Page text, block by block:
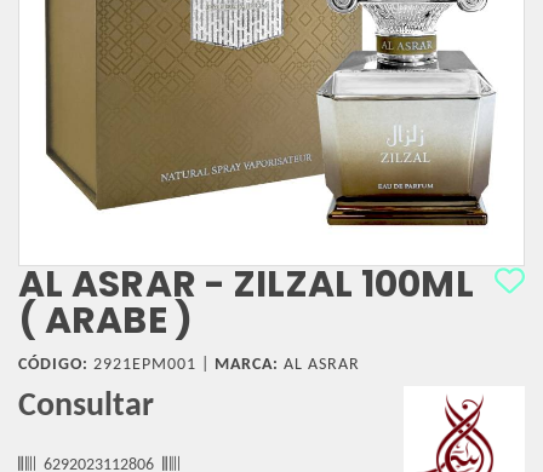
AL ASRAR - ZILZAL 100ML
( ARABE )
CÓDIGO: 2921EPM001 | MARCA: AL ASRAR
Consultar
6292023112806